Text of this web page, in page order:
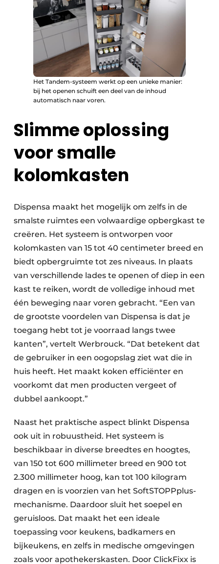
Het Tandem-systeem werkt op een unieke manier:
bij het openen schuift een deel van de inhoud
automatisch naar voren.
Slimme oplossing
voor smalle
kolomkasten
Dispensa maakt het mogelijk om zelfs in de
smalste ruimtes een volwaardige opbergkast te
creëren. Het systeem is ontworpen voor
kolomkasten van 15 tot 40 centimeter breed en
biedt opbergruimte tot zes niveaus. In plaats
van verschillende lades te openen of diep in een
kast te reiken, wordt de volledige inhoud met
één beweging naar voren gebracht. “Een van
de grootste voordelen van Dispensa is dat je
toegang hebt tot je voorraad langs twee
kanten”, vertelt Werbrouck. “Dat betekent dat
de gebruiker in een oogopslag ziet wat die in
huis heeft. Het maakt koken efficiënter en
voorkomt dat men producten vergeet of
dubbel aankoopt.”
Naast het praktische aspect blinkt Dispensa
ook uit in robuustheid. Het systeem is
beschikbaar in diverse breedtes en hoogtes,
van 150 tot 600 millimeter breed en 900 tot
2.300 millimeter hoog, kan tot 100 kilogram
dragen en is voorzien van het SoftSTOPPplus-
mechanisme. Daardoor sluit het soepel en
geruisloos. Dat maakt het een ideale
toepassing voor keukens, badkamers en
bijkeukens, en zelfs in medische omgevingen
zoals voor apothekerskasten. Door ClickFixx is